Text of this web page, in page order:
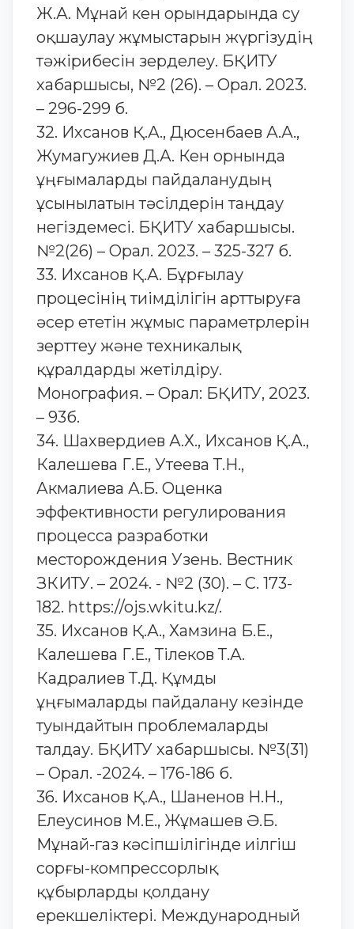
Ж.А. Мұнай кен орындарында су
оқшаулау жұмыстарын жүргізудің
тәжірибесін зерделеу. БҚИТУ
хабаршысы, №2 (26). – Орал. 2023.
– 296-299 б.
32. Ихсанов Қ.А., Дюсенбаев А.А.,
Жумагужиев Д.А. Кен орнында
ұңғымаларды пайдаланудың
ұсынылатын тәсілдерін таңдау
негіздемесі. БҚИТУ хабаршысы.
№2(26) – Орал. 2023. – 325-327 б.
33. Ихсанов Қ.А. Бұрғылау
процесінің тиімділігін арттыруға
әсер ететін жұмыс параметрлерін
зерттеу және техникалық
құралдарды жетілдіру.
Монография. – Орал: БҚИТУ, 2023.
– 93б.
34. Шахвердиев А.Х., Ихсанов Қ.А.,
Калешева Г.Е., Утеева Т.Н.,
Акмалиева А.Б. Оценка
эффективности регулирования
процесса разработки
месторождения Узень. Вестник
ЗКИТУ. – 2024. - №2 (30). – С. 173-
182. https://ojs.wkitu.kz/.
35. Ихсанов Қ.А., Хамзина Б.Е.,
Калешева Г.Е., Тілеков Т.А.
Кадралиев Т.Д. Құмды
ұңғымаларды пайдалану кезінде
туындайтын проблемаларды
талдау. БҚИТУ хабаршысы. №3(31)
– Орал. -2024. – 176-186 б.
36. Ихсанов Қ.А., Шаненов Н.Н.,
Елеусинов М.Е., Жұмашев Ә.Б.
Мұнай-газ кәсіпшілігінде иілгіш
сорғы-компрессорлық
құбырларды қолдану
ерекшеліктері. Международный